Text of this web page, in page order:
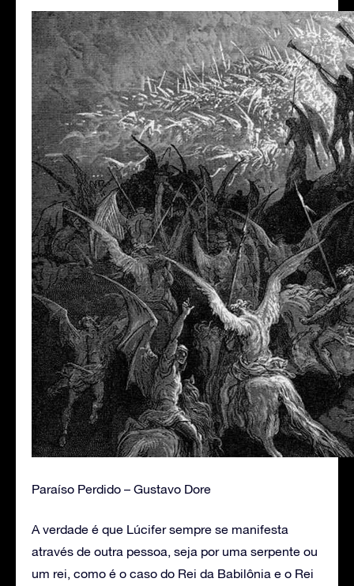
Paraíso Perdido – Gustavo Dore
A verdade é que Lúcifer sempre se manifesta
através de outra pessoa, seja por uma serpente ou
um rei, como é o caso do Rei da Babilônia e o Rei